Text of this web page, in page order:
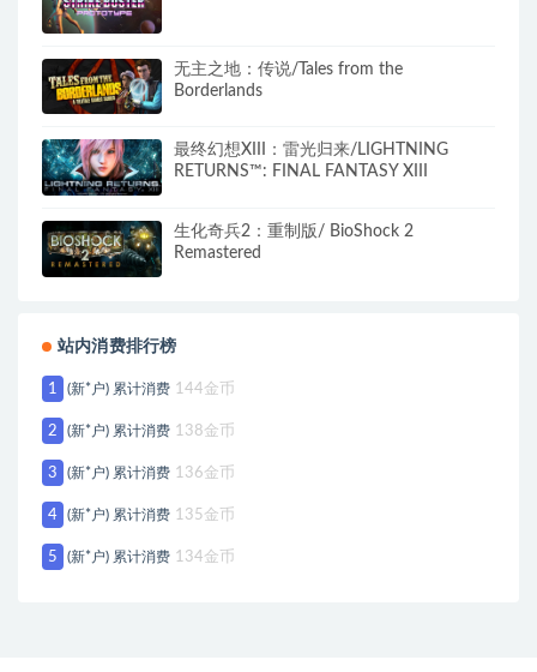
无主之地：传说/Tales from the
Borderlands
最终幻想XIII：雷光归来/LIGHTNING
RETURNS™: FINAL FANTASY XIII
生化奇兵2：重制版/ BioShock 2
Remastered
站内消费排行榜
1 (新*户) 累计消费 144金币
2 (新*户) 累计消费 138金币
3 (新*户) 累计消费 136金币
4 (新*户) 累计消费 135金币
5 (新*户) 累计消费 134金币